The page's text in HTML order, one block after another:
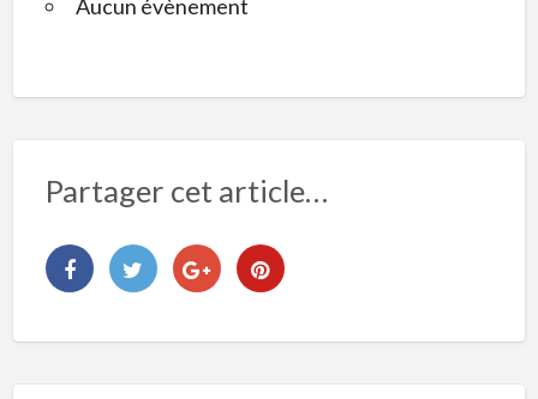
Aucun évènement
Partager cet article…